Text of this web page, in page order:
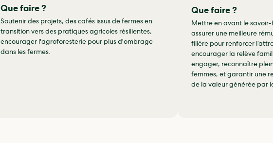
Que faire ?
Soutenir des projets, des cafés issus de fermes en
transition vers des pratiques agricoles résilientes,
encourager l'agroforesterie pour plus d'ombrage
dans les fermes.
Que faire ?
Mettre en avant le
assurer une meilleure
filière pour renforcer
encourager la relève
engager, reconnaître
femmes, et garantir une
de la valeur générée par